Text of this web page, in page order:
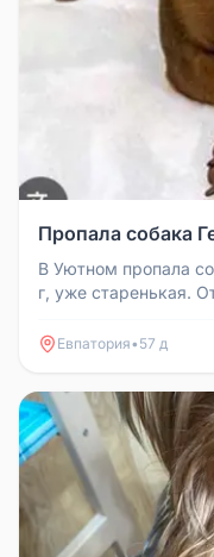
Пропала собака
В Уютном пропала
г, уже старенькая.
Евпатория• 57 д